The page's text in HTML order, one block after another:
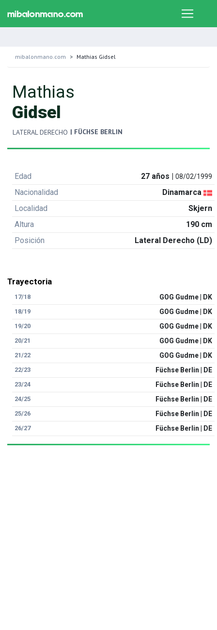
mibalonmano.com Mathias Gidsel
Mathias
Gidsel
LATERAL DERECHO | FÜCHSE BERLIN
Edad 27 años |08/02/1999
Nacionalidad
Dinamarca
Localidad
Skjern
Altura
190 cm
Posición
Lateral Derecho (LD)
Trayectoria
17/18 GOG Gudme | DK
18/19 GOG Gudme | DK
19/20 GOG Gudme | DK
20/21 GOG Gudme | DK
21/22 GOG Gudme | DK
22/23 Füchse Berlin | DE
23/24 Füchse Berlin | DE
24/25 Füchse Berlin | DE
25/26 Füchse Berlin | DE
26/27 Füchse Berlin | DE